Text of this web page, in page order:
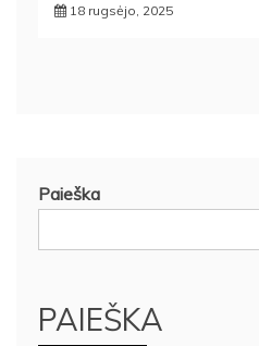
18 rugsėjo, 2025
Paieška
PAIEŠKA